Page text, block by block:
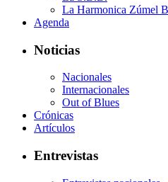
La Harmonica Zúmel
Agenda
Noticias
Nacionales
Internacionales
Out of Blues
Crónicas
Artículos
Entrevistas